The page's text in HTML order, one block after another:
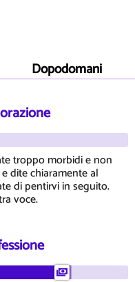
Dopodomani
troppo morbidi e non
dite chiaramente al
di pentirvi in seguito.
voce.